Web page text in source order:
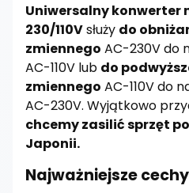
Uniwersalny konwerter
230/110Vsłuży do
zmiennego AC-230V do
AC-110V lub do
zmiennego AC-110V do
AC-230V. Wyjątkowo
chcemy zasilić sprzęt
Japonii.
Najważniejsze